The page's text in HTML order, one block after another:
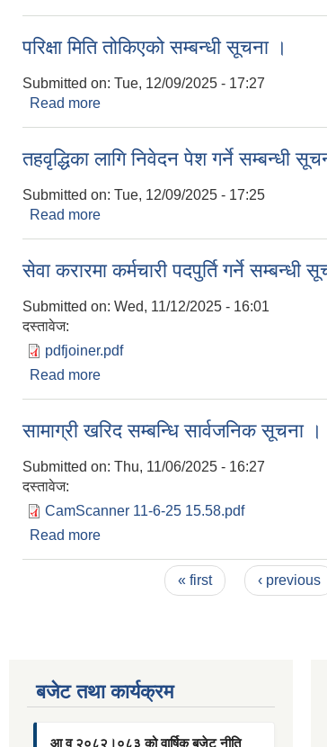
परिक्षा मिति तोकिएको सम्बन्धी सूचना ।
Submitted on: Tue, 12/09/2025 - 17:27
Read more
तहवृद्धिका लागि निवेदन पेश गर्ने सम्बन्धी
Submitted on: Tue, 12/09/2025 - 17:25
Read more
सेवा करारमा कर्मचारी पदपुर्ति गर्ने सम्बन्धी
Submitted on: Wed, 11/12/2025 - 16:01
दस्तावेज:
pdfjoiner.pdf
Read more
सामाग्री खरिद सम्बन्धि सार्वजनिक सूचना ।
Submitted on: Thu, 11/06/2025 - 16:27
दस्तावेज:
CamScanner 11-6-25 15.58.pdf
Read more
« first ‹ previous
बजेट तथा कार्यक्रम
आ व २०८२।०८३ को वार्षिक बजेट नीति